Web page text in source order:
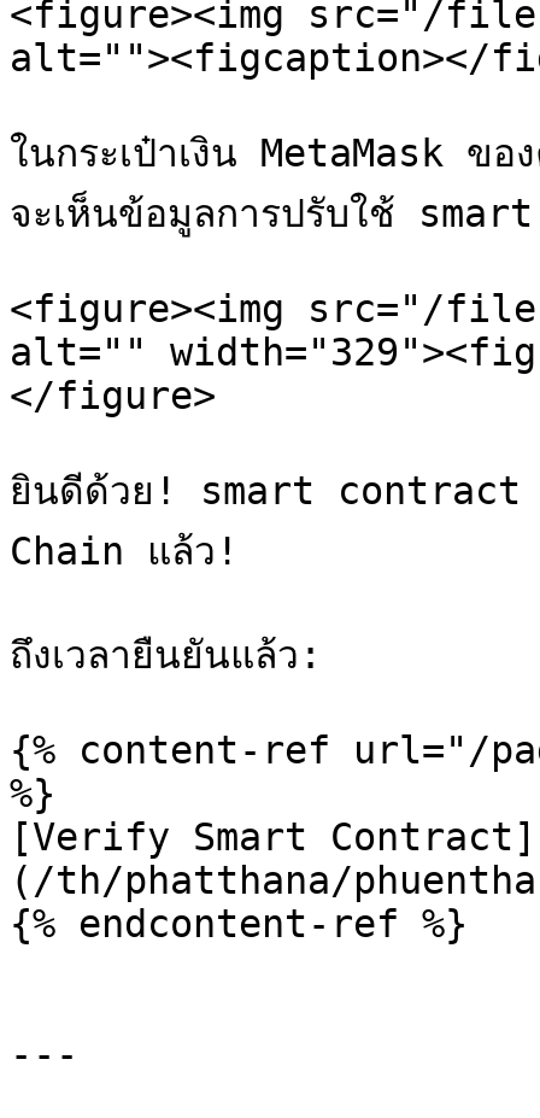
<figure><img src="/files/
alt=""><figcaption></
ในกระเป๋าเงิน
จะเห็นข้อมูลการปรับใช้
<figure><img src="/files/
alt=""
</figure>
ยินดีด้วย! smart contract
Chain แล้ว!
ถึงเวลายืนยันแล้ว:
{% content-ref url="/
%}
[Verify Smart Contract]
(/th/phatthana/
{% endcontent-ref %}
---